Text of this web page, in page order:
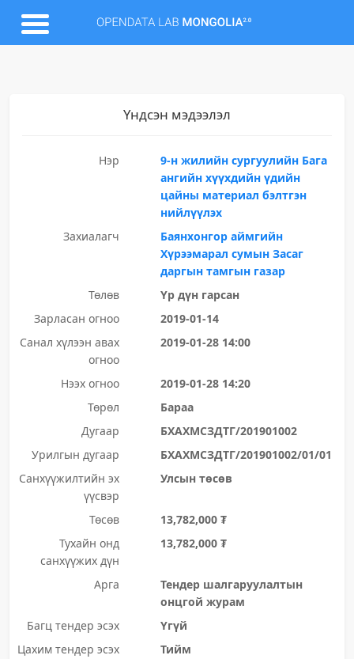
Үндсэн мэдээлэл
Нэр
9-н жилийн сургуулийн Бага
ангийн хүүхдийн үдийн
цайны материал бэлтгэн
нийлүүлэх
Захиалагч
Баянхонгор аймгийн
Хүрээмарал сумын Засаг
даргын тамгын газар
Төлөв
Үр дүн гарсан
Зарласан огноо
2019-01-14
Санал хүлээн авах
огноо
2019-01-28 14:00
Нээх огноо
2019-01-28 14:20
Төрөл
Бараа
Дугаар
БХАХМСЗДТГ/201901002
Урилгын дугаар
БХАХМСЗДТГ/201901002/01/01
Санхүүжилтийн эх
үүсвэр
Улсын төсөв
Төсөв
13,782,000 ₮
Тухайн онд
санхүүжих дүн
13,782,000 ₮
Арга
Тендер шалгаруулалтын
онцгой журам
Багц тендер эсэх
Үгүй
Цахим тендер эсэх
Тийм